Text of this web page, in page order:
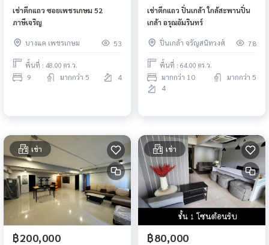
เช่าตึกแถว ซอยเพชรเกษม 52
ภาษีเจริญ
บางแค เพชรเกษม 53
พื้นที่ : 48.00 ตร.ว.
9 มากกว่า 5 4
เช่าตึกแถว ปิ่นเกล้า ใกล้สะพานปิ่น
เกล้า อรุณอัมรินทร์
ปิ่นเกล้า จรัญสนิทวงศ์ 78
พื้นที่ : 64.00 ตร.ว.
มากกว่า 10
มากกว่า 5
4
เช่า
฿200,000
เช่า
฿80,000